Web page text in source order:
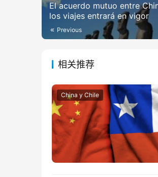
El acuerdo mutuo entre
los viajes entrará en vigor
Previous
相关推荐
China y Chile